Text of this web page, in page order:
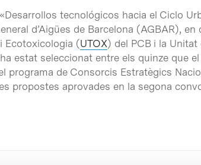
tecnológicos hacia el Ciclo
d’Aigües de Barcelona (AGBAR),
Ecotoxicologia (UTOX) del PCB i la Unitat
estat seleccionat entre els quinze que
programa de Consorcis Estratègics
propostes aprovades en la segona